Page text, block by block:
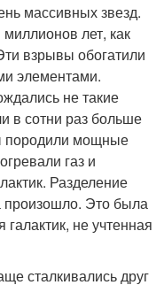
массивных звезд.
лет, как
взрывы обогатили
элементами.
не такие
в сотни раз больше
породили мощные
газ и
Разделение
произошло. Это была
не учтенная
сталкивались друг